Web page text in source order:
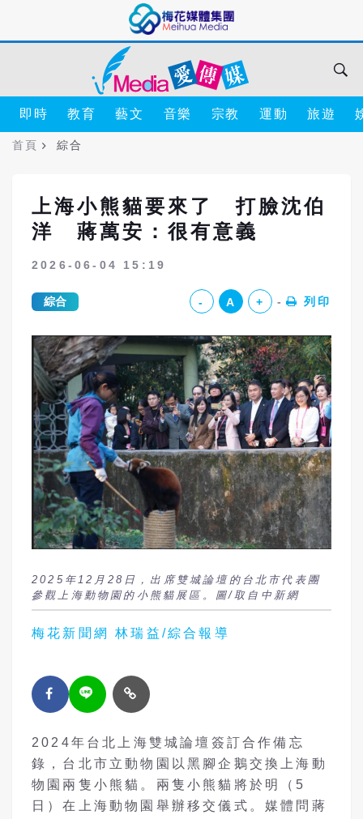
即時 教育 藝文 音樂 宗教 運動 旅遊
首頁 綜合
上海小熊貓要來了 打臉沈伯
洋 蔣萬安：很有意義
2026-06-04 15:19
綜合 - A + 列印
2025年12月28日，出席雙城論壇的台北市代表團
參觀上海動物園的小熊貓展區。圖/取自中新網
梅花新聞網 林瑞益/綜合報導
2024年台北上海雙城論壇簽訂合作備忘
錄，台北市立動物園以黑腳企鵝交換上海動
物園兩隻小熊貓。兩隻小熊貓將於明（5
日）在上海動物園舉辦移交儀式。媒體問蔣